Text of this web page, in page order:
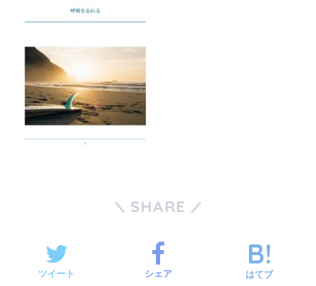
SHARE
ツイート シェア はてブ